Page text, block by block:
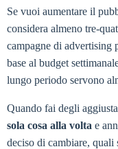
Se vuoi aumentare il
considera almeno tre-
campagne di advertising
base al budget
lungo periodo servono
Quando fai degli
sola cosa alla volta e
deciso di cambiare,